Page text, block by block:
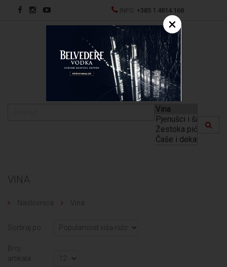
INFO:+385 1 4814 168
EN
VINA
Naslovnica Vina
Sortiraj po
Broj
artikala
×